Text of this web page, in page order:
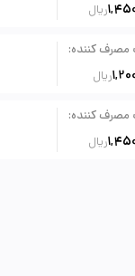
ریال
مصرف کننده:
ریال
مصرف کننده:
ریال